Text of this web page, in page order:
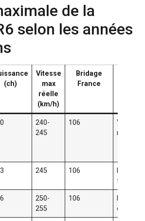
de la
selon les années
(ch)
Vitesse
max
réelle
(km/h)
Bridage
France
240-
245
106
Vintage,
moteur
245 106
fiable
250-
255
106
circuit